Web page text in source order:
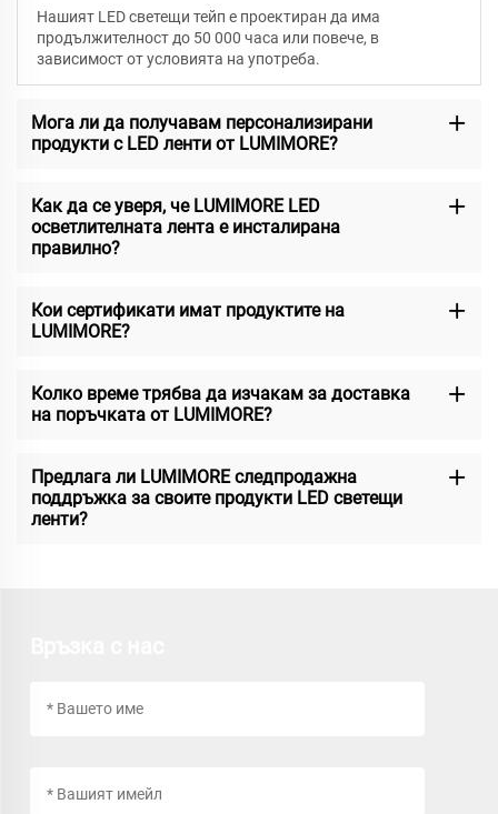
Нашият LED светещи тейп е проектиран да има
продължителност до 50 000 часа или повече, в
зависимост от условията на употреба.
Мога ли да получавам персонализирани
продукти с LED ленти от LUMIMORE?
Как да се уверя, че LUMIMORE LED
осветлителната лента е инсталирана
правилно?
Кои сертификати имат продуктите на
LUMIMORE?
Колко време трябва да изчакам за доставка
на поръчката от LUMIMORE?
Предлага ли LUMIMORE следпродажна
поддръжка за своите продукти LED светещи
ленти?